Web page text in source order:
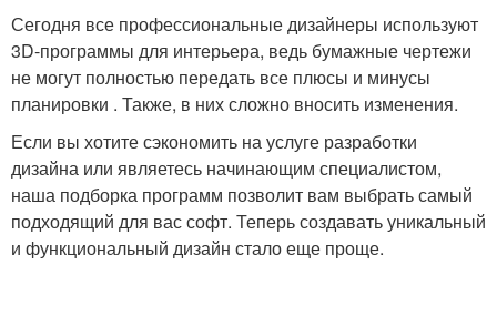
Сегодня все профессиональные дизайнеры используют
3D-программы для интерьера, ведь бумажные чертежи
не могут полностью передать все плюсы и минусы
планировки . Также, в них сложно вносить изменения.
Если вы хотите сэкономить на услуге разработки
дизайна или являетесь начинающим специалистом,
наша подборка программ позволит вам выбрать самый
подходящий для вас софт. Теперь создавать уникальный
и функциональный дизайн стало еще проще.